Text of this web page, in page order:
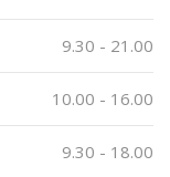
9.30 - 21.00
10.00 - 16.00
9.30 - 18.00